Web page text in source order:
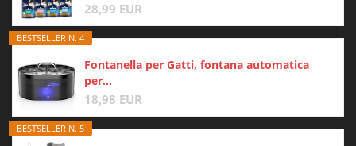
28,99 EUR
BESTSELLER N. 4
Fontanella per Gatti, fontana automatica
per...
18,98 EUR
BESTSELLER N. 5